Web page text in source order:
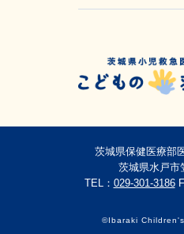
茨城県保健医療部
茨城県水戸市
TEL： 029-301-3186
©Ibaraki